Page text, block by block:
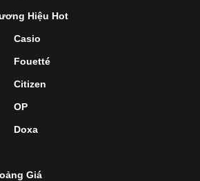
Hiệu Hot
Casio
Fouetté
Citizen
OP
Doxa
Giá